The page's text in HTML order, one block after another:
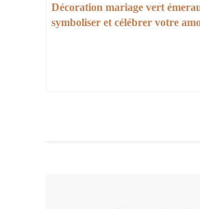
Décoration mariage vert
symboliser et célébrer votre